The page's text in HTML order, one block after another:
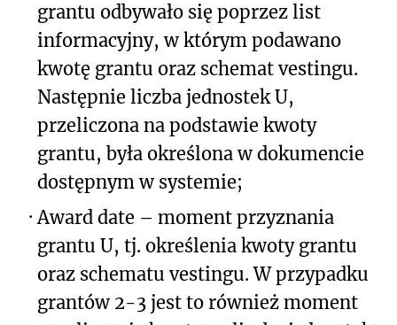
grantu odbywało się poprzez list
informacyjny, w którym podawano
kwotę grantu oraz schemat vestingu.
Następnie liczba jednostek U,
przeliczona na podstawie kwoty
grantu, była określona w dokumencie
dostępnym w systemie;
· Award date – moment przyznania
grantu U, tj. określenia kwoty grantu
oraz schematu vestingu. W przypadku
grantów 2-3 jest to również moment